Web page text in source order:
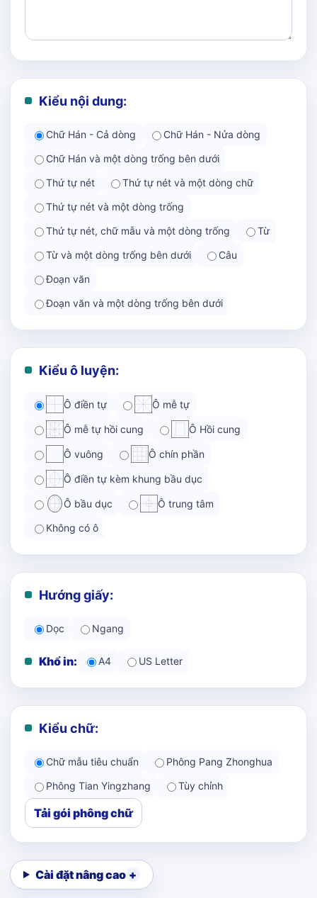
Kiểu nội dung:
Chữ Hán - Cả dòng
Chữ Hán - Nửa dòng
Chữ Hán và một dòng trống bên dưới
Thứ tự nét
Thứ tự nét và một dòng chữ
Thứ tự nét và một dòng trống
Thứ tự nét, chữ mẫu và một dòng trống
Từ
Từ và một dòng trống bên dưới
Câu
Đoạn văn
Đoạn văn và một dòng trống bên dưới
Kiểu ô luyện:
Ô điền tự Ô mễ tự
Ô mễ tự hồi cung Ô Hồi cung
Ô vuông Ô chín phần
Ô điền tự kèm khung bầu dục
Ô bầu dục Ô trung tâm
Không có ô
Hướng giấy:
Dọc Ngang
Khổ in: A4 US Letter
Kiểu chữ:
Chữ mẫu tiêu chuẩn
Phông Pang Zhonghua
Phông Tian Yingzhang
Tùy chỉnh
Tải gói phông chữ
Cài đặt nâng cao